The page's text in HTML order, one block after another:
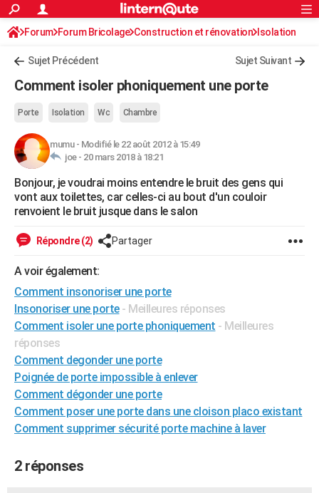
ACTUALITÉS
Politique
Société
Faits Divers
Education
Monde
Villes
+
AUTO
Essais
Réserver un essai
Citadines
Berlines
SUV
Forum auto
+HIGH-TECH
Mobiles
Meilleur smartphone
Internet
Ordinateurs
Jeux vidéo
Guide high-tech
+BRICOLAGE
Forum
Aménagement intérieur
Extérieur
Cuisine
Salle de bains
Jardinage
Rangement
Guides de France
Escapades
Patrimoine
Expositions
Musées
Week-end nature
LIFESTYLE
Art de vivre
Bien-être
Loisirs
Mode
Modes de vie
SANTE
Alimentation
Guide de la santé
Maladies
Médicaments
Sommeil
VOYAGE
Destinations
City break
Voyage nature
Voyage de noces
Forum
Climat
+PHOTO
GUIDES D'ACHAT
BONS PLANS
CARTE DE VOEUX
Dictionnaire
Biographies
Citations
Expressions
Proverbes
Rechercher
S'inscrire
Connexion
Forum Forum Bricolage Construction et rénovation Isolation
Sujet Précédent Sujet Suivant
Comment isoler phoniquement une porte
Porte Isolation Wc Chambre
mumu- Modifié le 22 août 2012 à 15:49
joe - 20 mars 2018 à 18:21
Bonjour, je voudrai moins entendre le bruit des gens qui
vont aux toilettes, car celles-ci au bout d'un couloir
renvoient le bruit jusque dans le salon
Répondre (2) Partager
A voir également:
Comment insonoriser une porte
Insonoriser une porte - Meilleures réponses
Comment isoler une porte phoniquement - Meilleures
réponses
Comment degonder une porte
Poignée de porte impossible à enlever
Comment dégonder une porte
Comment poser une porte dans une cloison placo existant
Comment supprimer sécurité porte machine à laver
2 réponses